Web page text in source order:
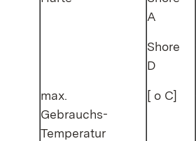
A
Shore
D
max.
Gebrauchs-
Temperatur
[ o C]